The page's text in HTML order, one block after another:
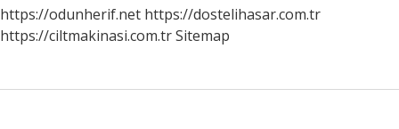
https://odunherif.net https://dostelihasar.com.tr
https://ciltmakinasi.com.trSitemap